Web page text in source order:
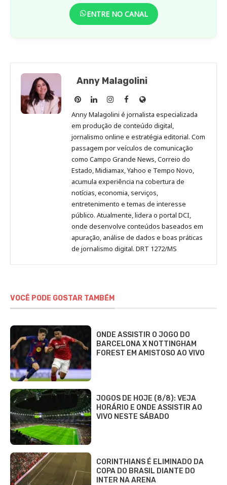
ENTRE NO CANAL
Anny Malagolini
Anny
Malagolini
no
Pinterest
Anny
Malagolini
no
LinkedIn
Anny
Malagolini
no
Instagram
Anny
Malagolini
no
Facebook
Site
de
Anny
Malagolini
Anny Malagolini é jornalista especializada
em produção de conteúdo digital,
jornalismo online e estratégia editorial. Com
passagem por veículos de comunicação
como Campo Grande News, Correio do
Estado, Midiamax, Yahoo e Tempo Novo,
acumula experiência na cobertura de
notícias, economia, serviços,
entretenimento e temas de interesse
público. Atualmente, lidera o portal DCI,
onde desenvolve conteúdos baseados em
apuração, análise de dados e boas práticas
de jornalismo digital. DRT 1272/MS
VOCÊ PODE GOSTAR TAMBÉM
ONDE ASSISTIR O JOGO DO
BARCELONA X NOTTINGHAM
FOREST EM AMISTOSO AO VIVO
JOGOS DE HOJE (8/8): VEJA
HORÁRIO E ONDE ASSISTIR AO
VIVO NESTE SÁBADO
CORINTHIANS É ELIMINADO DA
COPA DO BRASIL DIANTE DO
INTER NA ARENA